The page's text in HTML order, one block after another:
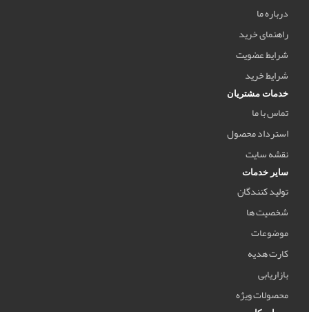
درباره ما
راهنمای خرید
شرایط عضویت
شرایط خرید
خدمات مشتریان
تماس با ما
استرداد محصول
نقشه سایت
سایر خدمات
تولید کنندگان
شخصیت ها
موضوعات
کارت هدیه
بازاریابی
محصولات ویژه